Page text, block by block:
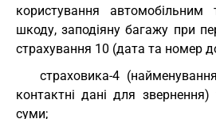
користування
шкоду, заподіяну багажу при
страхування 10 (дата та номер
страховика-4
контактні дані для звернення)
суми;